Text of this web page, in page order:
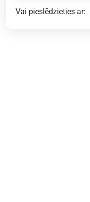
Vai pieslēdzieties ar: